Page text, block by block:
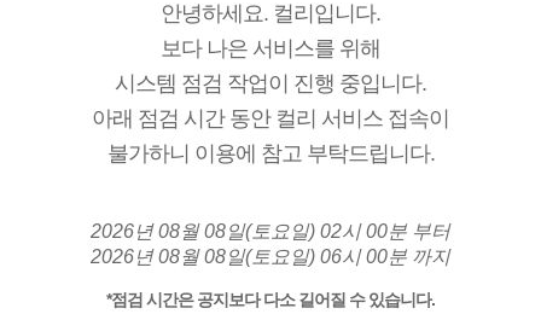
안녕하세요. 컬리입니다.
보다 나은 서비스를 위해
시스템 점검 작업이 진행 중입니다.
아래 점검 시간 동안 컬리 서비스 접속이
불가하니 이용에 참고 부탁드립니다.
2026년 08월 08일(토요일) 02시 00분 부터
2026년 08월 08일(토요일) 06시 00분 까지
*점검 시간은 공지보다 다소 길어질 수 있습니다.